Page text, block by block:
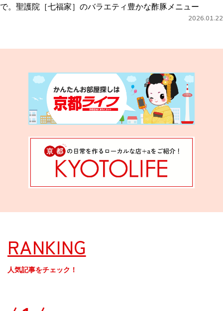
で。聖護院［七福家］のバラエティ豊かな酢豚メニュー
2026.01.22
RANKING
人気記事をチェック！